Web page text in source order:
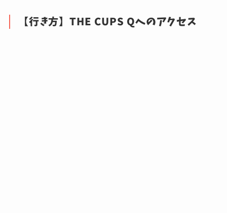
【行き方】THE CUPS Qへのアクセス